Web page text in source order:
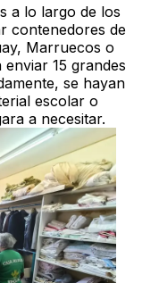
a lo largo de los
contenedores de
Marruecos o
15 grandes
se hayan
escolar o
a necesitar.